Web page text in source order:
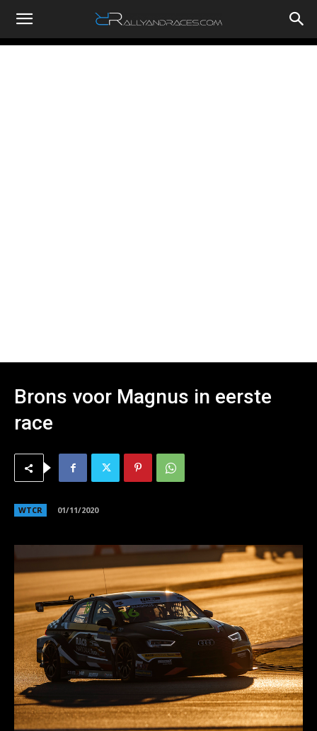
RallyandRaces.com
Brons voor Magnus in eerste
race
WTCR 01/11/2020